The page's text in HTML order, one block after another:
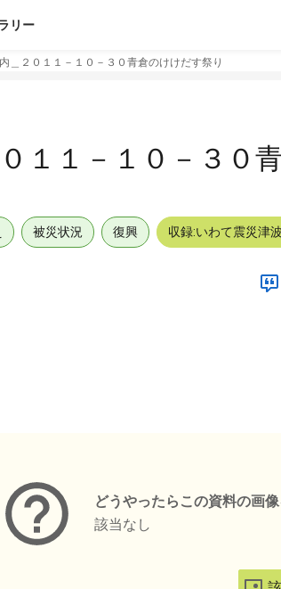
リー
＿２０１１－１０－３０青倉のけけだす祭り
１１－１０－３０
被災状況 復興 収録:いわて震災津
どうやったらこの資料の画
該当なし